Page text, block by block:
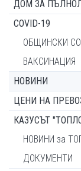
ДОМ ЗА
COVID-19
ОБЩИНСКИ
ВАКСИНАЦИЯ
НОВИНИ
ЦЕНИ НА
КАЗУСЪТ
НОВИНИ за
ДОКУМЕНТИ